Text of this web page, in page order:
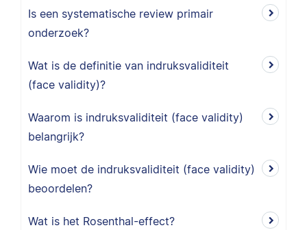
Is een systematische review primair
onderzoek?
Wat is de definitie van indruksvaliditeit
(face validity)?
Waarom is indruksvaliditeit (face validity)
belangrijk?
Wie moet de indruksvaliditeit (face validity)
beoordelen?
Wat is het Rosenthal-effect?